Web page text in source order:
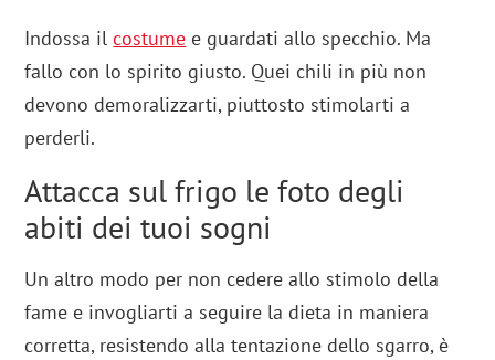
Indossa ilcostume e guardati allo specchio. Ma
fallo con lo spirito giusto. Quei chili in più non
devono demoralizzarti, piuttosto stimolarti a
perderli.
Attacca sul frigo le foto degli
abiti dei tuoi sogni
Un altro modo per non cedere allo stimolo della
fame e invogliarti a seguire la dieta in maniera
corretta, resistendo alla tentazione dello sgarro, è